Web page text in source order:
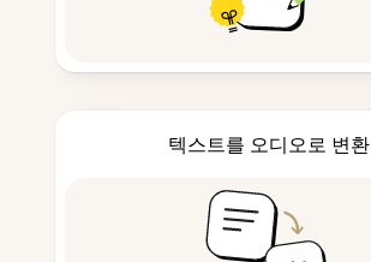
텍스트를 오디오로 변환